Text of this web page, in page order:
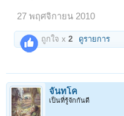
27 พฤศจิกายน 2010
ถูกใจ x2 ดูรายการ
จันทโค
เป็นที่รู้จักกันดี